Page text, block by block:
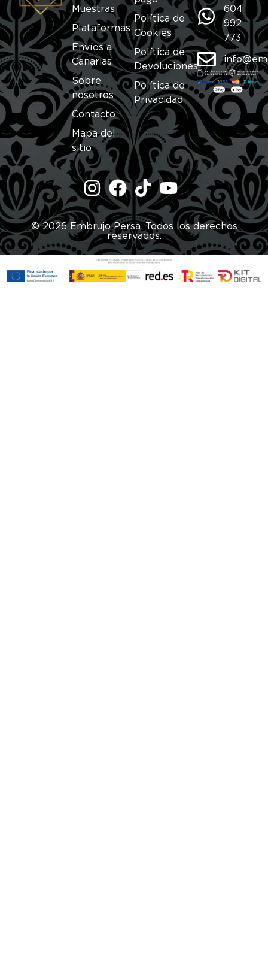
Muestras
Plataformas
Envíos a
Canarias
Sobre
nosotros
Contacto
Mapa del
sitio
Política de
Cookies
Política de
Devoluciones
Política de
Privacidad
604
992
773
© 2026 Embrujo Persa. Todos los derechos
reservados.